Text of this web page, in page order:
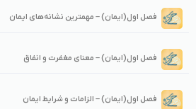
فصل اول(ایمان) – مهمترین نشانه‌های ایمان
فصل اول(ایمان) – معنای مغفرت و انفاق
فصل اول(ایمان) – الزامات و شرایط ایمان